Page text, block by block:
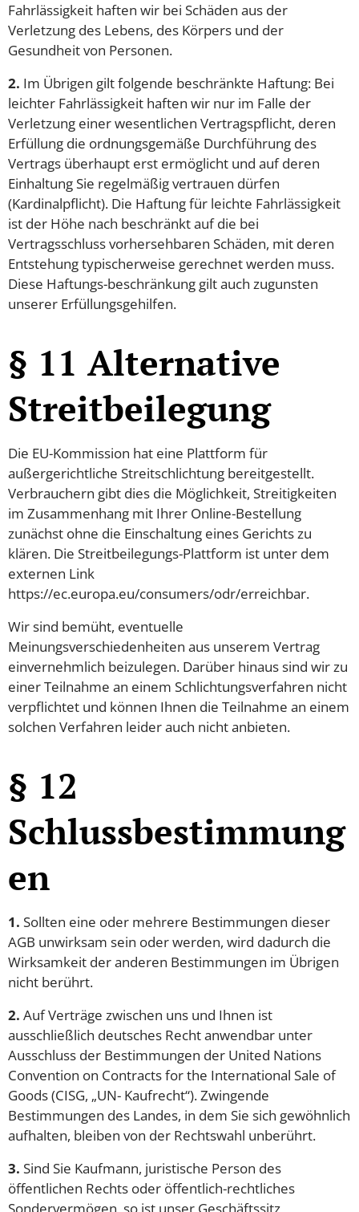
Fahrlässigkeit haften wir bei Schäden aus der
Verletzung des Lebens, des Körpers und der
Gesundheit von Personen.
2. Im Übrigen gilt folgende beschränkte Haftung: Bei
leichter Fahrlässigkeit haften wir nur im Falle der
Verletzung einer wesentlichen Vertragspflicht, deren
Erfüllung die ordnungsgemäße Durchführung des
Vertrags überhaupt erst ermöglicht und auf deren
Einhaltung Sie regelmäßig vertrauen dürfen
(Kardinalpflicht). Die Haftung für leichte Fahrlässigkeit
ist der Höhe nach beschränkt auf die bei
Vertragsschluss vorhersehbaren Schäden, mit deren
Entstehung typischerweise gerechnet werden muss.
Diese Haftungs-beschränkung gilt auch zugunsten
unserer Erfüllungsgehilfen.
§ 11 Alternative
Streitbeilegung
Die EU-Kommission hat eine Plattform für
außergerichtliche Streitschlichtung bereitgestellt.
Verbrauchern gibt dies die Möglichkeit, Streitigkeiten
im Zusammenhang mit Ihrer Online-Bestellung
zunächst ohne die Einschaltung eines Gerichts zu
klären. Die Streitbeilegungs-Plattform ist unter dem
externen Link
https://ec.europa.eu/consumers/odr/erreichbar.
Wir sind bemüht, eventuelle
Meinungsverschiedenheiten aus unserem Vertrag
einvernehmlich beizulegen. Darüber hinaus sind wir zu
einer Teilnahme an einem Schlichtungsverfahren nicht
verpflichtet und können Ihnen die Teilnahme an einem
solchen Verfahren leider auch nicht anbieten.
§ 12
Schlussbestimmung
en
1. Sollten eine oder mehrere Bestimmungen dieser
AGB unwirksam sein oder werden, wird dadurch die
Wirksamkeit der anderen Bestimmungen im Übrigen
nicht berührt.
2. Auf Verträge zwischen uns und Ihnen ist
ausschließlich deutsches Recht anwendbar unter
Ausschluss der Bestimmungen der United Nations
Convention on Contracts for the International Sale of
Goods (CISG, „UN- Kaufrecht“). Zwingende
Bestimmungen des Landes, in dem Sie sich gewöhnlich
aufhalten, bleiben von der Rechtswahl unberührt.
3. Sind Sie Kaufmann, juristische Person des
öffentlichen Rechts oder öffentlich-rechtliches